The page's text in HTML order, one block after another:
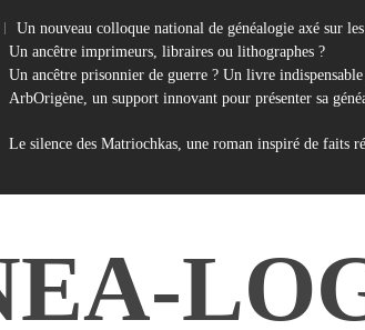
Un nouveau colloque national de généalogie axé sur
Un ancêtre imprimeurs, libraires ou lithographes ?
Un ancêtre prisonnier de guerre ? Un livre
ArbOrigène, un support innovant pour présenter sa
Le silence des Matriochkas, une roman inspiré de faits